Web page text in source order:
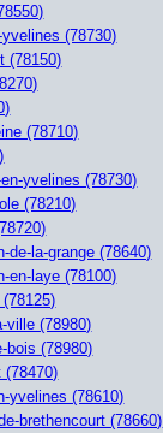
(78730)
(78150)
(78710)
yvelines (78730)
(78210)
de-la-grange (78640)
en-laye (78100)
ville (78980)
bois (78980)
(78470)
yvelines (78610)
brethencourt (78660)